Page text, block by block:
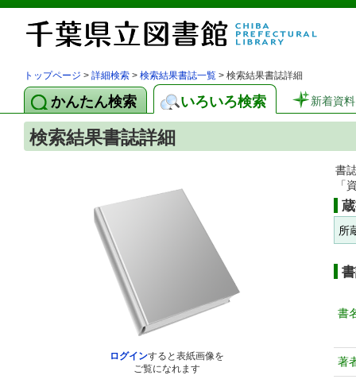
トップページ > 詳細検索 > 検索結果書誌一覧 > 検索結果書誌詳細
かんたん検索 いろいろ検索 新着資料
検索結果書誌詳細
ログインすると表紙画像を
ご覧になれます
書
「
所
書
著